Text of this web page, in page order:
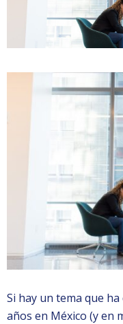
Si hay un tema que
años en México (y en